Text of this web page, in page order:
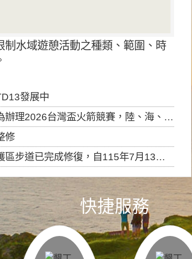
水域遊憩活動之種類、範圍、時
發展中
盃火箭競賽，陸、海、空域警戒及協調相關事宜，因颱風備案事宜
修
，自115年7月13日（星期一）起恢復開放入園，歡迎民眾依規定申請入園....
快捷服務